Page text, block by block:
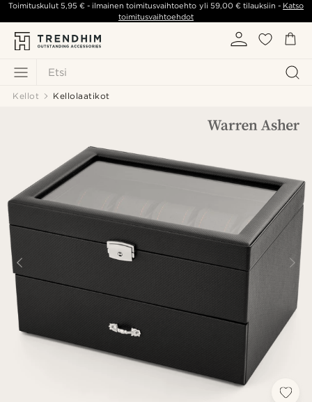
Etsi
Toimituskulut5,95 € - ilmainen toimitusvaihtoehto yli 59,00 €tilauksiin - Katso
toimitusvaihtoehdot
Kellot Kellolaatikot